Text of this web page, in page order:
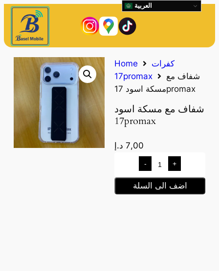
Home
كفرات
17promax
شفاف مع
مسكة اسود 17promax
شفاف مع مسكة اسود
17promax
7,00 د.إ
- +
اضف الى السلة
العربية